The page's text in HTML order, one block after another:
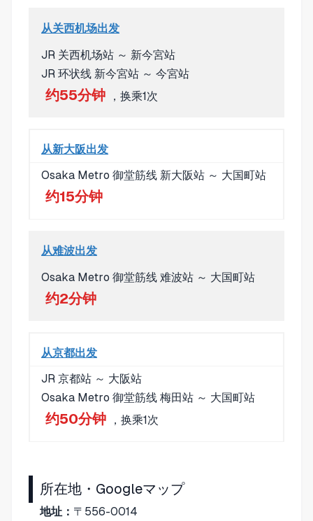
从关西机场出发
JR 关西机场站 ～ 新今宮站
JR 环状线 新今宮站 ～ 今宮站
约55分钟 ，换乘1次
从新大阪出发
Osaka Metro 御堂筋线 新大阪站 ～ 大国町站
约15分钟
从难波出发
Osaka Metro 御堂筋线 难波站 ～ 大国町站
约2分钟
从京都出发
JR 京都站 ～ 大阪站
Osaka Metro 御堂筋线 梅田站 ～ 大国町站
约50分钟 ，换乘1次
所在地・Googleマップ
地址： 〒556-0014